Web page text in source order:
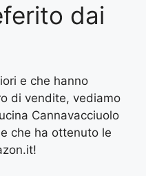
dai
e che hanno
di vendite, vediamo
Cannavacciuolo
che ha ottenuto le